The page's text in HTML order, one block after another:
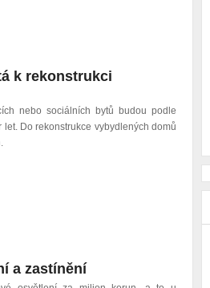
k rekonstrukci
nebo sociálních bytů budou podle
Do rekonstrukce vybydlených domů
a zastínění